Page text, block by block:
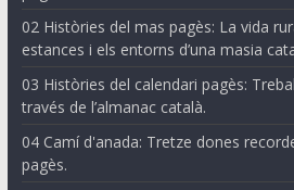
02 Històries del mas pagès: La vida
estances i els entorns d’una masia
03 Històries del calendari pagès:
través de l’almanac català.
04 Camí d'anada: Tretze dones
pagès.